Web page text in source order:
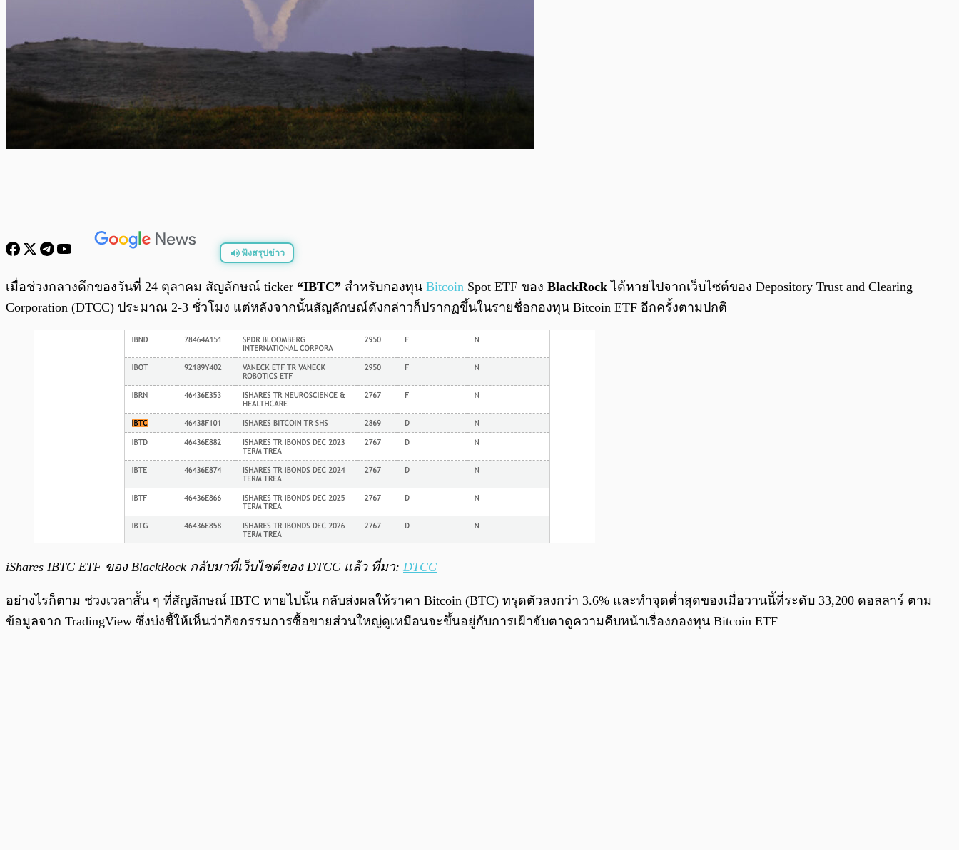
ฟังสรุปข่าว
0:00/ 0:00
เมื่อช่วงกลางดึกของวันที่ 24 ตุลาคม สัญลักษณ์ ticker “IBTC” สำหรับกองทุน Bitcoin Spot ETF ของ BlackRock ได้หายไปจากเว็บไซต์ของ Depository Trust and Clearing
Corporation (DTCC) ประมาณ 2-3 ชั่วโมง แต่หลังจากนั้นสัญลักษณ์ดังกล่าวก็ปรากฏขึ้นในรายชื่อกองทุน Bitcoin ETF อีกครั้งตามปกติ
iShares IBTC ETF ของ BlackRock กลับมาที่เว็บไซต์ของ DTCC แล้ว ที่มา: DTCC
อย่างไรก็ตาม ช่วงเวลาสั้น ๆ ที่สัญลักษณ์ IBTC หายไปนั้น กลับส่งผลให้ราคา Bitcoin (BTC) ทรุดตัวลงกว่า 3.6% และทำจุดต่ำสุดของเมื่อวานนี้ที่ระดับ 33,200 ดอลลาร์ ตาม
ข้อมูลจาก TradingView ซึ่งบ่งชี้ให้เห็นว่ากิจกรรมการซื้อขายส่วนใหญ่ดูเหมือนจะขึ้นอยู่กับการเฝ้าจับตาดูความคืบหน้าเรื่องกองทุน Bitcoin ETF